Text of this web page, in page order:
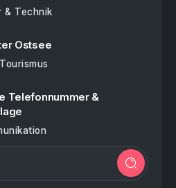
& Technik
Ostsee
Telefonnummer &